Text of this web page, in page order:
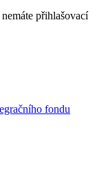
přihlašovací
fondu